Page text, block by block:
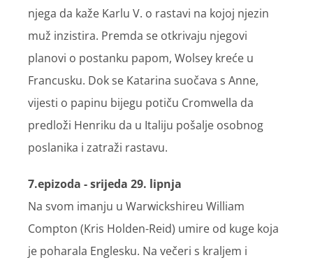
njega da kaže Karlu V. o rastavi na kojoj njezin
muž inzistira. Premda se otkrivaju njegovi
planovi o postanku papom, Wolsey kreće u
Francusku. Dok se Katarina suočava s Anne,
vijesti o papinu bijegu potiču Cromwella da
predloži Henriku da u Italiju pošalje osobnog
poslanika i zatraži rastavu.
7.epizoda - srijeda 29. lipnja
Na svom imanju u Warwickshireu William
Compton (Kris Holden-Reid) umire od kuge koja
je poharala Englesku. Na večeri s kraljem i